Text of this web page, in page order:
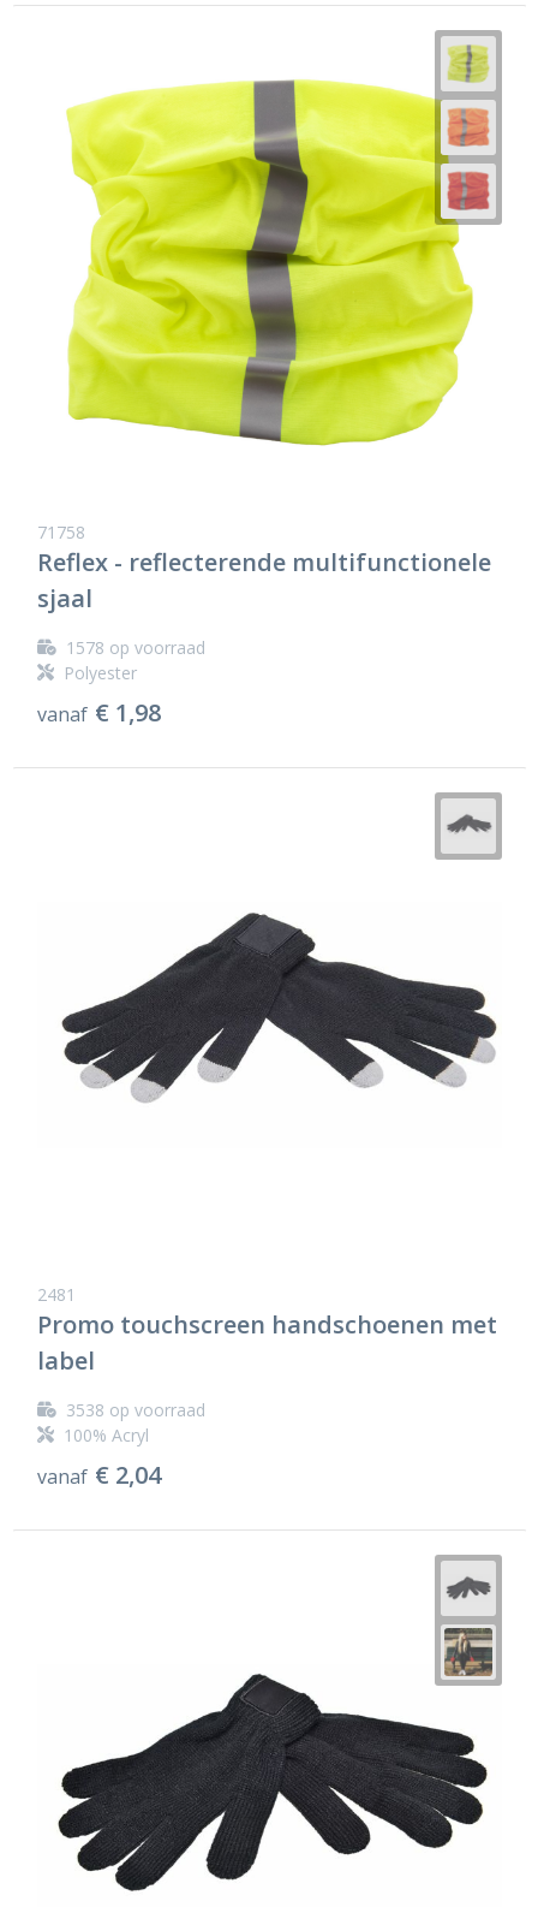
71758
Reflex - reflecterende multifunctionele
sjaal
1578 op voorraad
Polyester
vanaf € 1,98
2481
Promo touchscreen handschoenen met
label
3538 op voorraad
100% Acryl
vanaf € 2,04